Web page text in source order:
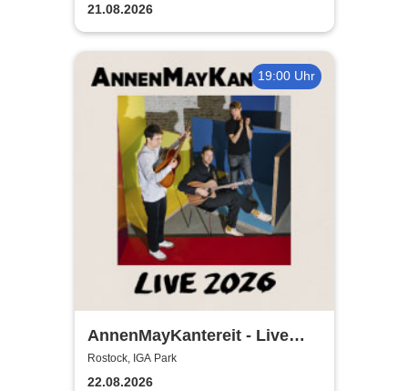
21.08.2026
19:00 Uhr
AnnenMayKantereit - Live
2026
Rostock, IGA Park
22.08.2026